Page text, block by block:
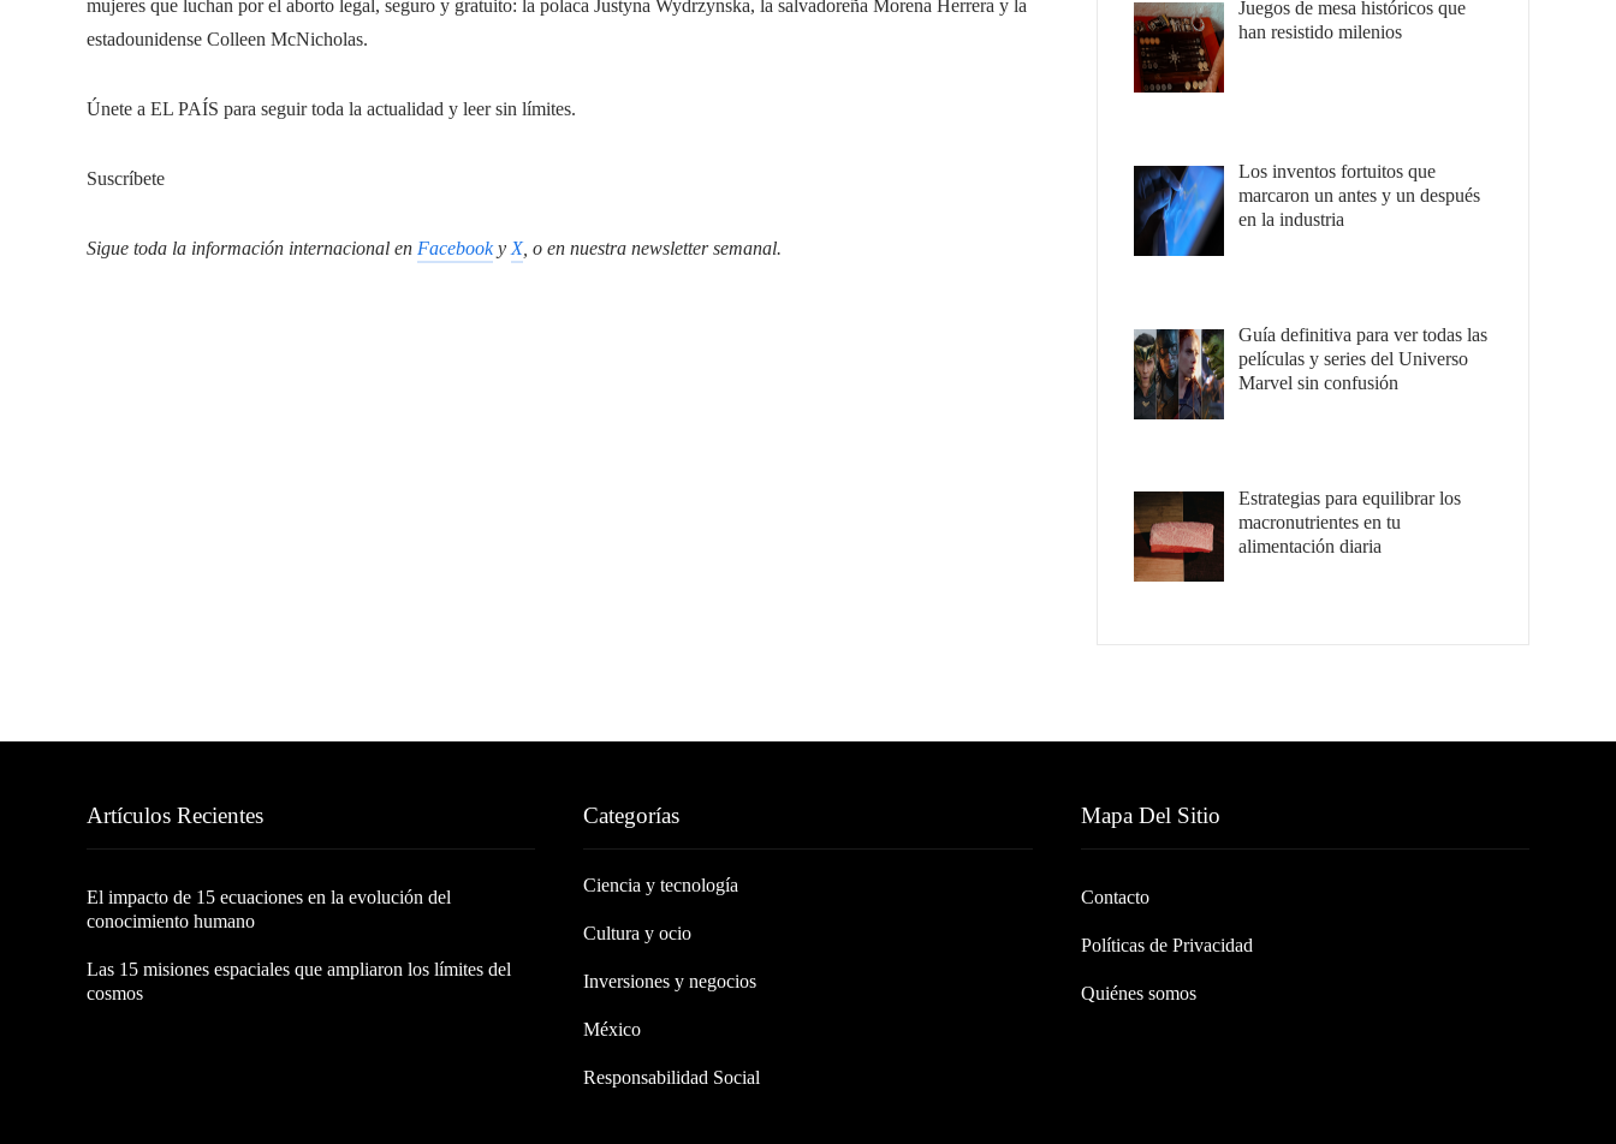
mujeres que luchan por el aborto legal, seguro y gratuito: la polaca Justyna Wydrzynska, la salvadoreña Morena Herrera y la
estadounidense Colleen McNicholas.
Únete a EL PAÍS para seguir toda la actualidad y leer sin límites.
Suscríbete
Sigue toda la información internacional en Facebooky X, o en nuestra newsletter semanal.
Juegos de mesa históricos que
han resistido milenios
Los inventos fortuitos que
marcaron un antes y un después
en la industria
Guía definitiva para ver todas las
películas y series del Universo
Marvel sin confusión
Estrategias para equilibrar los
macronutrientes en tu
alimentación diaria
Artículos Recientes
El impacto de 15 ecuaciones en la evolución del
conocimiento humano
Las 15 misiones espaciales que ampliaron los límites del
cosmos
Categorías
Ciencia y tecnología
Cultura y ocio
Inversiones y negocios
México
Responsabilidad Social
Mapa Del Sitio
Contacto
Políticas de Privacidad
Quiénes somos